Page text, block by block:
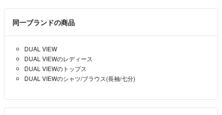
同一ブランドの商品
DUAL VIEW
DUAL VIEWのレディース
DUAL VIEWのトップス
DUAL VIEWのシャツ/ブラウス(長袖/七分)